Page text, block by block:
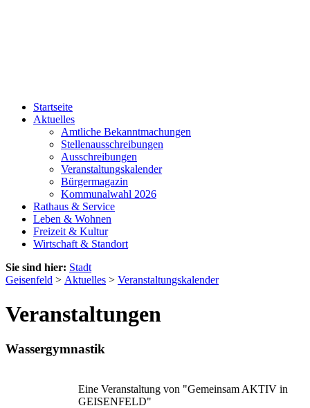
Startseite
Aktuelles
Amtliche Bekanntmachungen
Stellenausschreibungen
Ausschreibungen
Veranstaltungskalender
Bürgermagazin
Kommunalwahl 2026
Rathaus & Service
Leben & Wohnen
Freizeit & Kultur
Wirtschaft & Standort
Sie sind hier: Stadt
Geisenfeld > Aktuelles > Veranstaltungskalender
Veranstaltungen
Wassergymnastik
Eine Veranstaltung von "Gemeinsam AKTIV in
GEISENFELD"